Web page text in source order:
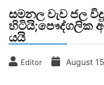
සමනල වැව ජල
හිටියි;පෞද්ගලික
යයි
Editor August